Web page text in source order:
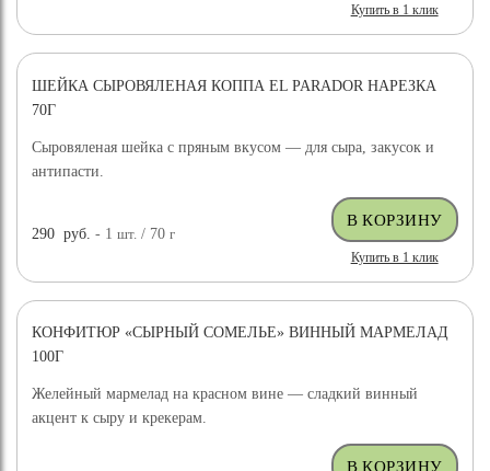
Купить в 1 клик
ШЕЙКА СЫРОВЯЛЕНАЯ КОППА EL PARADOR НАРЕЗКА
70Г
Сыровяленая шейка с пряным вкусом — для сыра, закусок и
антипасти.
290 руб. - 1шт. / 70г
Купить в 1 клик
КОНФИТЮР «СЫРНЫЙ СОМЕЛЬЕ» ВИННЫЙ МАРМЕЛАД
100Г
Желейный мармелад на красном вине — сладкий винный
акцент к сыру и крекерам.